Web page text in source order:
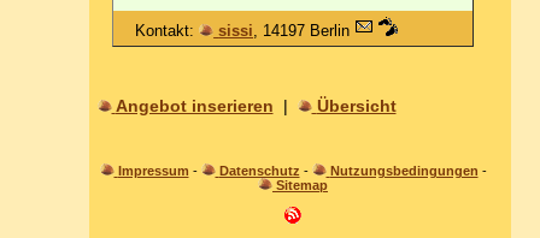
Kontakt: sissi , 14197 Berlin
Angebot inserieren | Übersicht
Impressum - Datenschutz - Nutzungsbedingungen -
Sitemap